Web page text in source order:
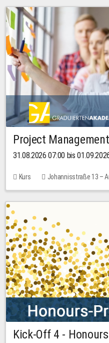
Project Management
31.08.2026 07:00 bis
Kurs
Johannisstraße 13 –
Keine freien Plätze
30,00
Kick-Off 4 -